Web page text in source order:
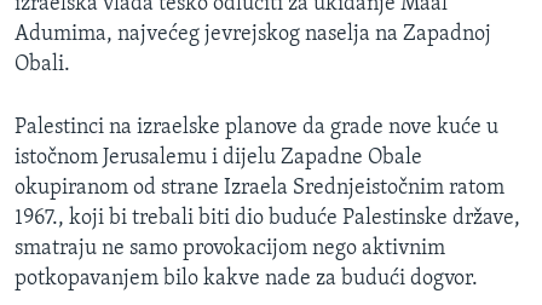
Adumima, najvećeg jevrejskog naselja na Zapadnoj
Obali.
Palestinci na izraelske planove da grade nove kuće u
istočnom Jerusalemu i dijelu Zapadne Obale
okupiranom od strane Izraela Srednjeistočnim ratom
1967., koji bi trebali biti dio buduće Palestinske države,
smatraju ne samo provokacijom nego aktivnim
potkopavanjem bilo kakve nade za budući dogvor.